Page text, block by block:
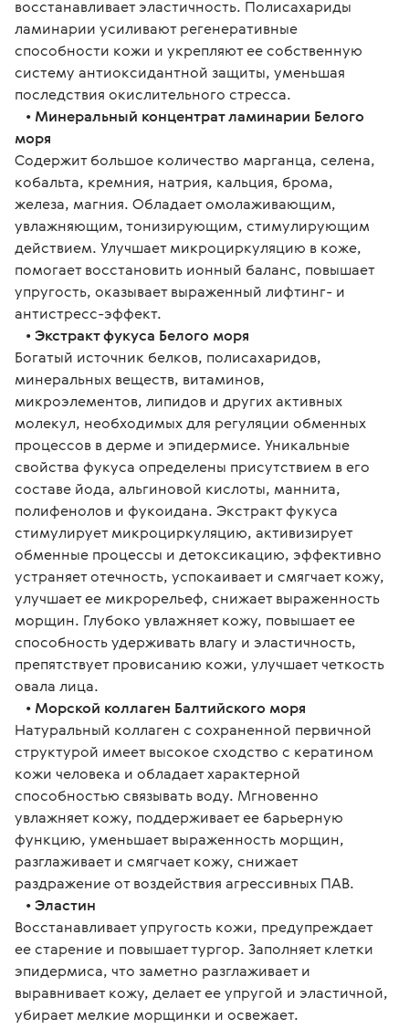
восстанавливает эластичность. Полисахариды
ламинарии усиливают регенеративные
способности кожи и укрепляют ее собственную
систему антиоксидантной защиты, уменьшая
последствия окислительного стресса.
• Минеральный концентрат ламинарии Белого
моря
Содержит большое количество марганца, селена,
кобальта, кремния, натрия, кальция, брома,
железа, магния. Обладает омолаживающим,
увлажняющим, тонизирующим, стимулирующим
действием. Улучшает микроциркуляцию в коже,
помогает восстановить ионный баланс, повышает
упругость, оказывает выраженный лифтинг- и
антистресс-эффект.
• Экстракт фукуса Белого моря
Богатый источник белков, полисахаридов,
минеральных веществ, витаминов,
микроэлементов, липидов и других активных
молекул, необходимых для регуляции обменных
процессов в дерме и эпидермисе. Уникальные
свойства фукуса определены присутствием в его
составе йода, альгиновой кислоты, маннита,
полифенолов и фукоидана. Экстракт фукуса
стимулирует микроциркуляцию, активизирует
обменные процессы и детоксикацию, эффективно
устраняет отечность, успокаивает и смягчает кожу,
улучшает ее микрорельеф, снижает выраженность
морщин. Глубоко увлажняет кожу, повышает ее
способность удерживать влагу и эластичность,
препятствует провисанию кожи, улучшает четкость
овала лица.
• Морской коллаген Балтийского моря
Натуральный коллаген с сохраненной первичной
структурой имеет высокое сходство с кератином
кожи человека и обладает характерной
способностью связывать воду. Мгновенно
увлажняет кожу, поддерживает ее барьерную
функцию, уменьшает выраженность морщин,
разглаживает и смягчает кожу, снижает
раздражение от воздействия агрессивных ПАВ.
• Эластин
Восстанавливает упругость кожи, предупреждает
ее старение и повышает тургор. Заполняет клетки
эпидермиса, что заметно разглаживает и
выравнивает кожу, делает ее упругой и эластичной,
убирает мелкие морщинки и освежает.